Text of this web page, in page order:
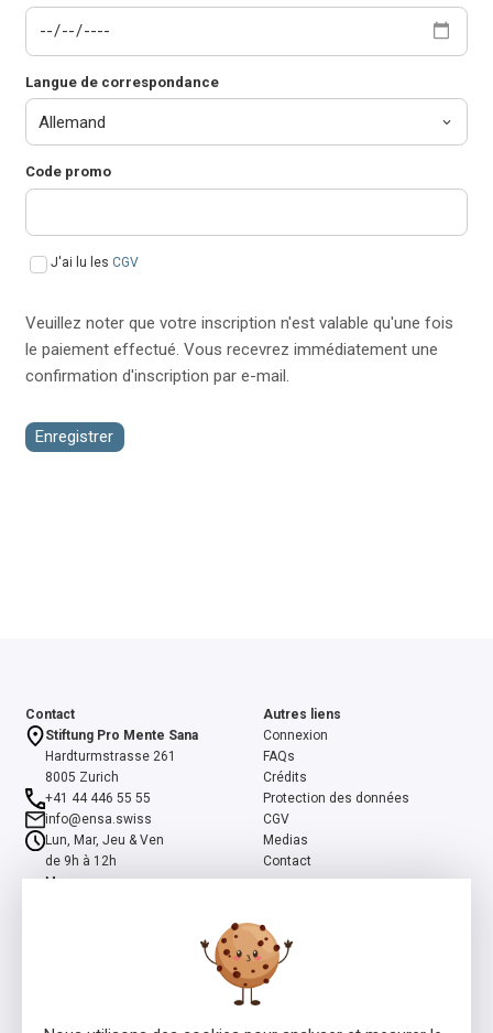
Langue de correspondance
Code promo
J'ai lu les CGV
Veuillez noter que votre inscription n'est valable qu'une fois
le paiement effectué. Vous recevrez immédiatement une
confirmation d'inscription par e-mail.
Enregistrer
Contact
Stiftung Pro Mente Sana
Hardturmstrasse 261
8005 Zurich
+41 44 446 55 55
info@ensa.swiss
Lun, Mar, Jeu & Ven
de 9h à 12h
Mer
Autres liens
Connexion
FAQs
Crédits
Protection des données
CGV
Medias
Contact
ensa est un programme co-initié par la Fondation suisse Pro Mente